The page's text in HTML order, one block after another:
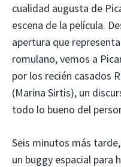
cualidad augusta de
escena de la película.
apertura que
romulano, vemos a
por los recién casados
(Marina Sirtis), un
todo lo bueno del
Seis minutos más
un buggy espacial para